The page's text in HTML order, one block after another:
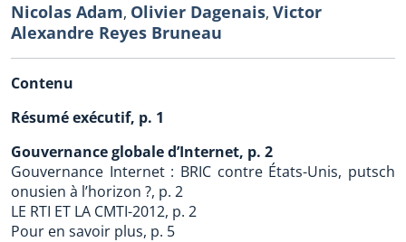
Nicolas Adam, Olivier Dagenais, Victor
Alexandre Reyes Bruneau
Contenu
Résumé exécutif, p. 1
Gouvernance globale d’Internet, p. 2
Gouvernance Internet : BRIC contre États-Unis, putsch
onusien à l’horizon ?, p. 2
LE RTI ET LA CMTI-2012, p. 2
Pour en savoir plus, p. 5